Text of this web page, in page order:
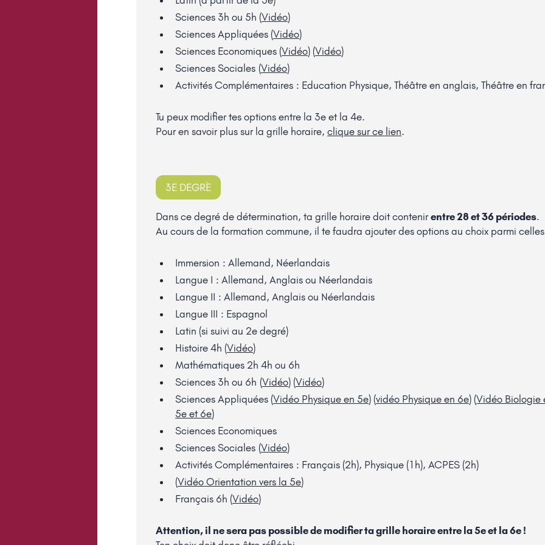
Sciences 3h ou 5h (Vidéo)
Sciences Appliquées (Vidéo)
Sciences Economiques (Vidéo) (Vidéo)
Sciences Sociales (Vidéo)
Activités Complémentaires : Education Physique, Théâtre en anglais, Théâtre en
Tu peux modifier tes options entre la 3e et la 4e.
Pour en savoir plus sur la grille horaire, clique sur ce lien.
3E DEGRÉ
Dans ce degré de détermination, ta grille horaire doit contenirentre 28 et 36 périodes.
Au cours de la formation commune, il te faudra ajouter des options au choix parmi
Immersion : Allemand, Néerlandais
Langue I : Allemand, Anglais ou Néerlandais
Langue II : Allemand, Anglais ou Néerlandais
Langue III : Espagnol
Latin (si suivi au 2e degré)
Histoire 4h (Vidéo)
Mathématiques 2h 4h ou 6h
Sciences 3h ou 6h (Vidéo) (Vidéo)
Sciences Appliquées (Vidéo Physique en 5e) (vidéo Physique en 6e) (Vidéo Biologie
5e et 6e)
Sciences Economiques
Sciences Sociales (Vidéo)
Activités Complémentaires : Français (2h), Physique (1h), ACPES (2h)
(Vidéo Orientation vers la 5e)
Français 6h (Vidéo)
Attention, il ne sera pas possible de modifier ta grille horaire entre la 5e et la 6e !